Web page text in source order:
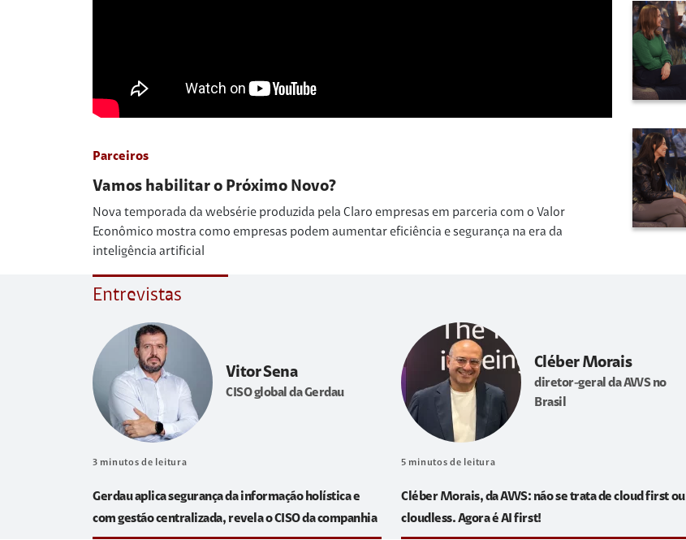
Parceiros
Vamos habilitar o Próximo Novo?
Nova temporada da websérie produzida pela Claro empresas em parceria com o Valor
Econômico mostra como empresas podem aumentar eficiência e segurança na era da
inteligência artificial
Entrevistas
Vitor Sena
CISO global da Gerdau
3 minutos de leitura
Gerdau aplica segurança da informação holística e
com gestão centralizada, revela o CISO da companhia
Cléber Morais
diretor-geral da AWS no
Brasil
5 minutos de leitura
Cléber Morais, da AWS: não se trata de cloud first ou
cloudless. Agora é AI first!